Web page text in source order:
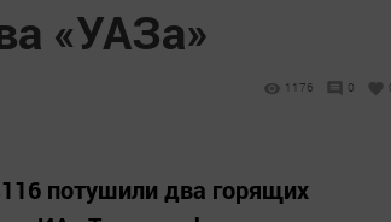
«УАЗа»
1176 0
потушили два горящих